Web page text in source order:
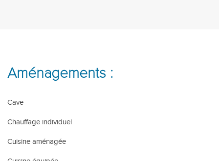
Aménagements :
Cave
Chauffage individuel
Cuisine aménagée